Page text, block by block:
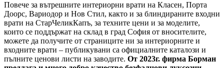
Повече за вътрешните интериорни врати на Класен, Порта
Доорс, Вариодор и Нов Стил, както и за блиндираните входни
врати на СтарЧеликКапъ, за техните цени и за моделите,
които се поддържат на склад в град София от вносителите,
можете да получите от страниците ни за интериорните и
входните врати – публикувани са официалните каталози и
пълните ценови листи на заводите. От 2023г. фирма Борман